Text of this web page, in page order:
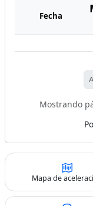
Fecha
Mostrando
Mapa de